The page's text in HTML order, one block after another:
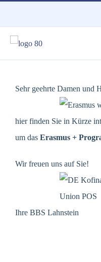
Sehr geehrte Damen und
hier finden Sie in Kürze
um das Erasmus +
Wir freuen uns auf Sie!
Ihre BBS Lahnstein